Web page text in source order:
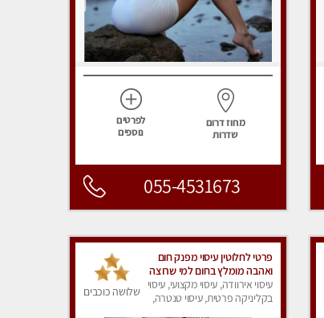
מחוז דרום
שדרות
לפרטים
נוספים
055-4531673
פרטי לחלוטין עיסוי מפנק חום
ואהבה מומלץ בחום למי שרוצה
ולהירגע...ללא מין !!!
עיסוי אירוודה, עיסוי מקצועי, עיסוי
בקליניקה פרטית, עיסוי טנטרה,
שלושה כוכבים